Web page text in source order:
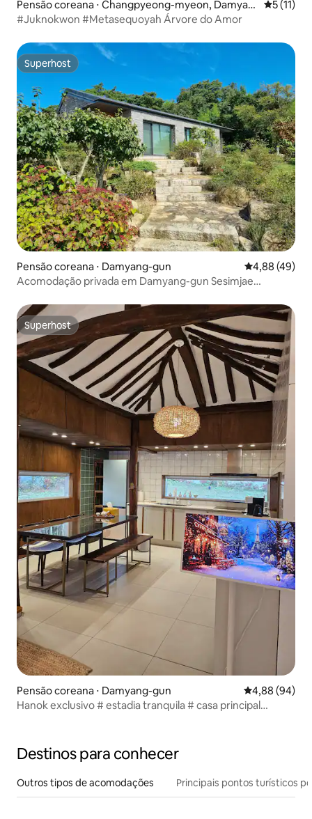
Pensão coreana ⋅ Changpyeong-myeon, Damyan
g
5 de uma
5 (11)
#Juknokwon #Metasequoyah Árvore do Amor
Superhost
Superhost
Pensão coreana ⋅ Damyang-gun 4,88 de uma
4,88 (49)
Acomodação privada em Damyang-gun Sesimjae
Superhost
Superhost
Pensão coreana ⋅ Damyang-gun 4,88 de uma
4,88 (94)
Hanok exclusivo # estadia tranquila # casa principal
Destinos para conhecer
Outros tipos de acomodações Principais pontos turísticos